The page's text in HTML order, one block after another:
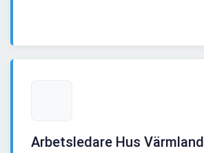
Arbetsledare Hus Värmland